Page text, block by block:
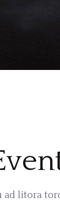
ad litora